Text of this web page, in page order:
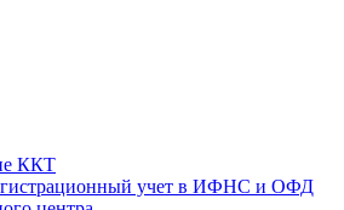
ККТ
учет в ИФНС и ОФД